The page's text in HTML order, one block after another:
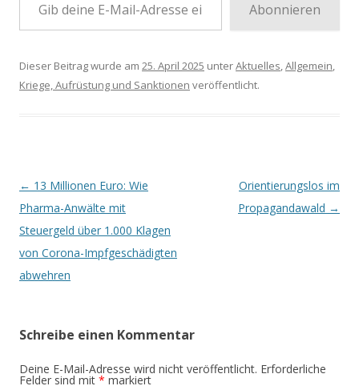
Abonnieren
Dieser Beitrag wurde am 25. April 2025 unterAktuelles,Allgemein,
Kriege, Aufrüstung und Sanktionen veröffentlicht.
Beitrags-
Navigation
← 13 Millionen Euro: Wie
Pharma-Anwälte mit
Steuergeld über 1.000 Klagen
von Corona-Impfgeschädigten
abwehren
Orientierungslos im
Propagandawald →
Schreibe einen Kommentar
Deine E-Mail-Adresse wird nicht veröffentlicht. Erforderliche
Felder sind mit * markiert